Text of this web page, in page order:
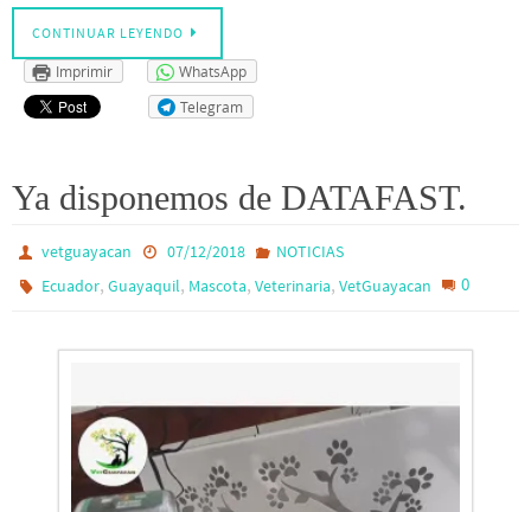
CONTINUAR LEYENDO
Imprimir
WhatsApp
Telegram
Ya disponemos de DATAFAST.
vetguayacan 07/12/2018
NOTICIAS
Ecuador,Guayaquil, Mascota,Veterinaria,VetGuayacan 0